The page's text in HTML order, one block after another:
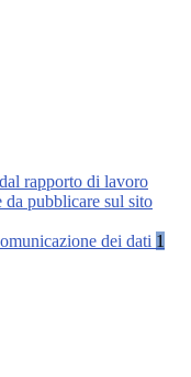
rapporto di lavoro
da pubblicare sul sito
dei dati 1